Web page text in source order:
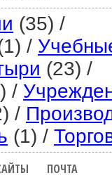
(35) /
/
(23) /
/
/
(1) /
ПОЧТА